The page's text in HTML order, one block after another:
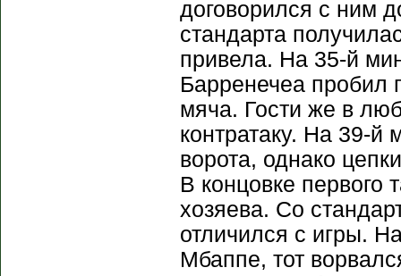
договорился с ним
стандарта
привела. На 35-й
Барренечеа пробил
мяча. Гости же в
контратаку. На 39-й
ворота, однако
В концовке первого
хозяева. Со
отличился с игры.
Мбаппе, тот